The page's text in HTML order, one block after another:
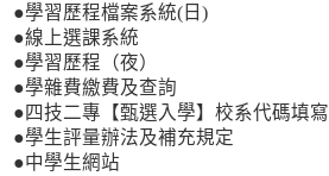
●學習歷程檔案系統(日)
●線上選課系統
●學習歷程（夜）
●學雜費繳費及查詢
●四技二專【甄選入學】校系代碼填寫
●學生評量辦法及補充規定
●中學生網站